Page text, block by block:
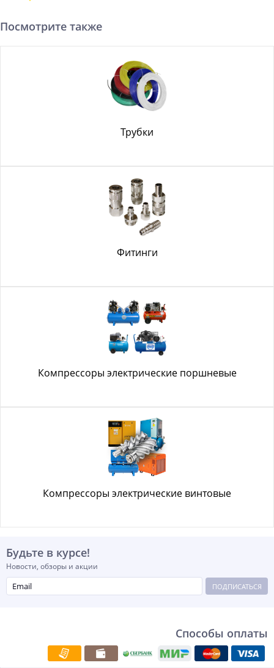
Посмотрите также
Трубки
Фитинги
Компрессоры электрические поршневые
Компрессоры электрические винтовые
Будьте в курсе!
Новости, обзоры и акции
ПОДПИСАТЬСЯ
Способы оплаты